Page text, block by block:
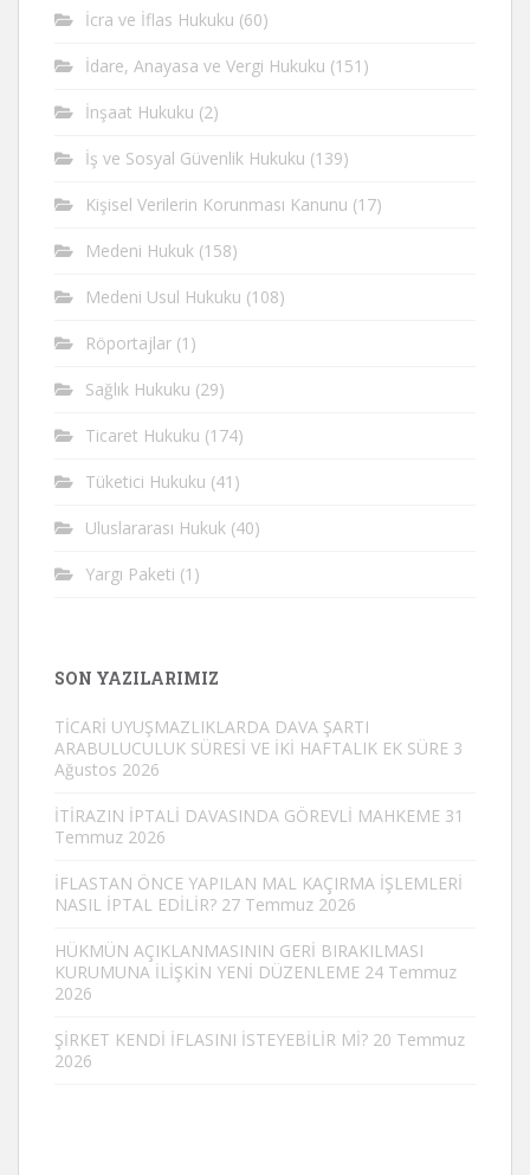
İcra ve İflas Hukuku (60)
İdare, Anayasa ve Vergi Hukuku (151)
İnşaat Hukuku (2)
İş ve Sosyal Güvenlik Hukuku (139)
Kişisel Verilerin Korunması Kanunu (17)
Medeni Hukuk (158)
Medeni Usul Hukuku (108)
Röportajlar (1)
Sağlık Hukuku (29)
Ticaret Hukuku (174)
Tüketici Hukuku (41)
Uluslararası Hukuk (40)
Yargı Paketi (1)
SON YAZILARIMIZ
TİCARİ UYUŞMAZLIKLARDA DAVA ŞARTI
ARABULUCULUK SÜRESİ VE İKİ HAFTALIK EK SÜRE 3
Ağustos 2026
İTİRAZIN İPTALİ DAVASINDA GÖREVLİ MAHKEME 31
Temmuz 2026
İFLASTAN ÖNCE YAPILAN MAL KAÇIRMA İŞLEMLERİ
NASIL İPTAL EDİLİR? 27 Temmuz 2026
HÜKMÜN AÇIKLANMASININ GERİ BIRAKILMASI
KURUMUNA İLİŞKİN YENİ DÜZENLEME 24 Temmuz
2026
ŞİRKET KENDİ İFLASINI İSTEYEBİLİR Mİ? 20 Temmuz
2026